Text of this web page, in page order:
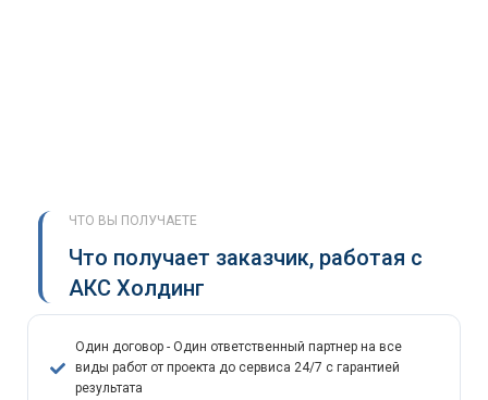
ЧТО ВЫ ПОЛУЧАЕТЕ
Что получает заказчик, работая с
АКС Холдинг
Один договор - Один ответственный партнер на все
виды работ от проекта до сервиса 24/7 с гарантией
результата